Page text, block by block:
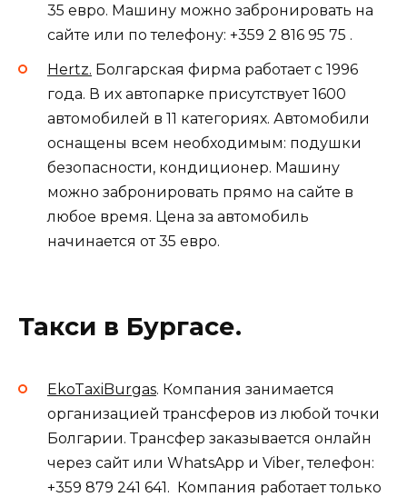
35 евро. Машину можно забронировать на
сайте или по телефону: +359 2 816 95 75 .
Hertz. Болгарская фирма работает с 1996
года. В их автопарке присутствует 1600
автомобилей в 11 категориях. Автомобили
оснащены всем необходимым: подушки
безопасности, кондиционер. Машину
можно забронировать прямо на сайте в
любое время. Цена за автомобиль
начинается от 35 евро.
Такси в Бургасе.
EkoTaxiBurgas. Компания занимается
организацией трансферов из любой точки
Болгарии. Трансфер заказывается онлайн
через сайт или WhatsApp и Viber, телефон:
+359 879 241 641. Компания работает только